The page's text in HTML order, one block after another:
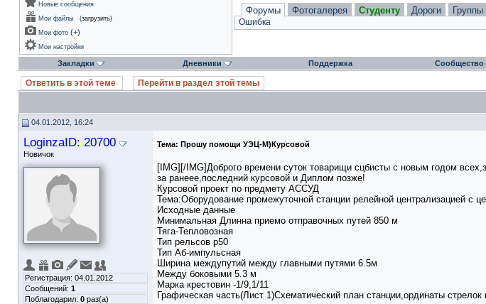
Новые сообщения
Мои файлы
(загрузить)
Мои фото (+)
Мои настройки
Форумы Фотогалерея Студенту Дороги Группы
Ошибка
Закладки Дневники Поддержка Сообщество
Ответить в этой теме Перейти в раздел этой темы
04.01.2012, 16:24
LoginzaID: 20700
Новичок
Регистрация: 04.01.2012
Сообщений: 1
Поблагодарил: 0 раз(а)
Тема: Прошу помощи УЭЦ-М)Курсовой
[IMG] [/IMG]Доброго времени суток товарищи сцбисты с новым годом
за ранеее,последний курсовой и Диплом позже!
Курсовой проект по предмету АССУД
Тема:Оборудование промежуточной станции релейной централизацией
Исходные данные
Минимальная Длинна приемо отправочных путей 850 м
Тяга-Тепловозная
Тип рельсов р50
Тип Аб-импульсная
Ширина междупутий между главными путями 6.5м
Между боковыми 5.3 м
Марка крестовин -1/9,1/11
Графическая часть(Лист 1)Схематический план станции,ординаты